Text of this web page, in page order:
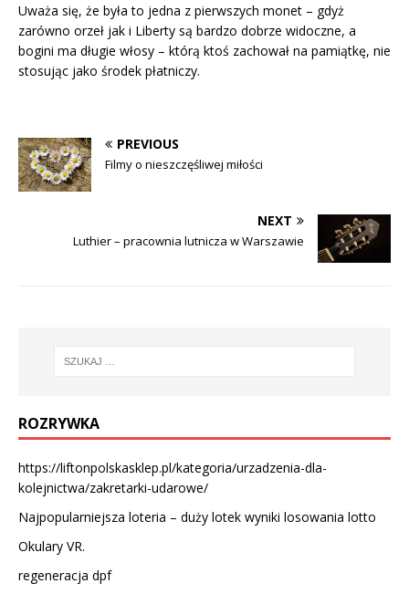
Uważa się, że była to jedna z pierwszych monet – gdyż
zarówno orzeł jak i Liberty są bardzo dobrze widoczne, a
bogini ma długie włosy – którą ktoś zachował na pamiątkę, nie
stosując jako środek płatniczy.
PREVIOUS
Filmy o nieszczęśliwej miłości
NEXT
Luthier – pracownia lutnicza w Warszawie
ROZRYWKA
https://liftonpolskasklep.pl/kategoria/urzadzenia-dla-
kolejnictwa/zakretarki-udarowe/
Najpopularniejsza loteria – duży lotek wyniki losowania lotto
Okulary VR.
regeneracja dpf